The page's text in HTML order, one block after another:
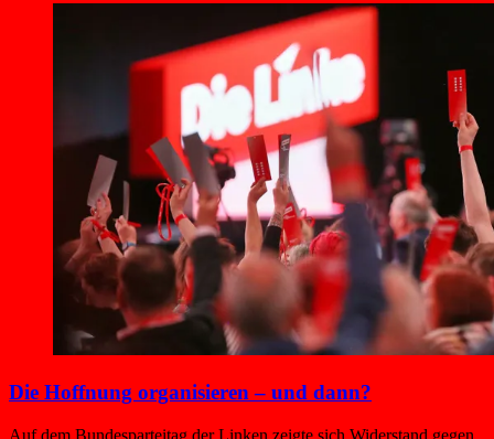
Die Hoffnung organisieren – und dann?
Auf dem Bundesparteitag der Linken zeigte sich Widerstand gegen